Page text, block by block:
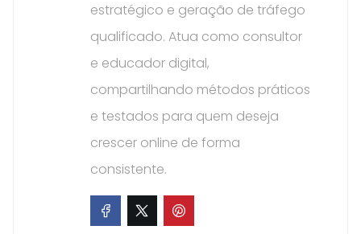
estratégico e geração de tráfego
qualificado. Atua como consultor
e educador digital,
compartilhando métodos práticos
e testados para quem deseja
crescer online de forma
consistente.